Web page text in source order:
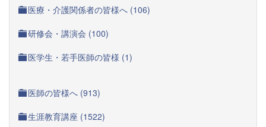
医療・介護関係者の皆様へ (106)
研修会・講演会 (100)
医学生・若手医師の皆様 (1)
医師の皆様へ (913)
生涯教育講座 (1522)